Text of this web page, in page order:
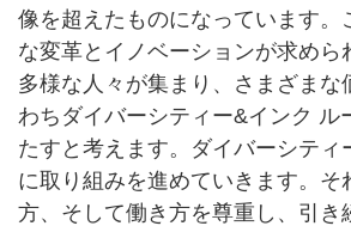
像を超えたものになっています
な変革とイノベーションが求め
多様な人々が集まり、さまざま
わちダイバーシティー&インク
たすと考えます。ダイバーシテ
に取り組みを進めていきます。
方、そして働き方を尊重し、引